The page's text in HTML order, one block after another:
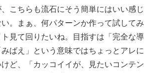
こちらも流石にそう簡単にはいい感じ
。まぁ、何パターンか作って試してみ
見て回りたいね。目指すは「完全な導
ばえ」という意味ではちょっとアレに
ど、「カッコイイが、見たいコンテン